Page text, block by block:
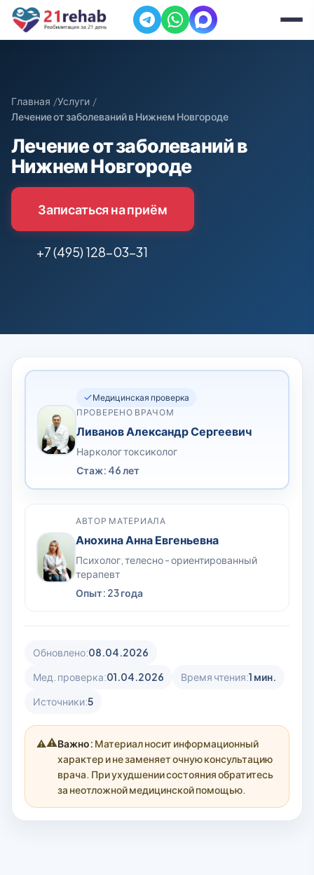
Главная
Услуги
Лечение от заболеваний в Нижнем Новгороде
Лечение от заболеваний в
Нижнем Новгороде
Записаться на приём
+7 (495) 128-03-31
Медицинская проверка
ПРОВЕРЕНО ВРАЧОМ
Ливанов Александр Сергеевич
Нарколог токсиколог
Стаж: 46 лет
АВТОР МАТЕРИАЛА
Анохина Анна Евгеньевна
Психолог, телесно - ориентированный
терапевт
Опыт: 23 года
Обновлено:08.04.2026
Мед. проверка:01.04.2026 Время чтения:1 мин.
Источники:5
⚠️Важно: Материал носит информационный
характер и не заменяет очную консультацию
врача. При ухудшении состояния обратитесь
за неотложной медицинской помощью.